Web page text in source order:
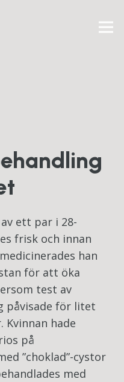
ett par i 28-
frisk och innan
han
för att öka
test av
påvisade för litet
Kvinnan hade
på
”choklad”-cystor
med